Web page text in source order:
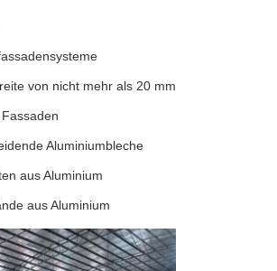
von nicht mehr als 20 mm
Aluminiumbleche
aus Aluminium
aus Aluminium